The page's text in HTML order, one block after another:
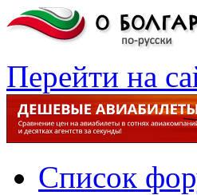
Перейти на
Список